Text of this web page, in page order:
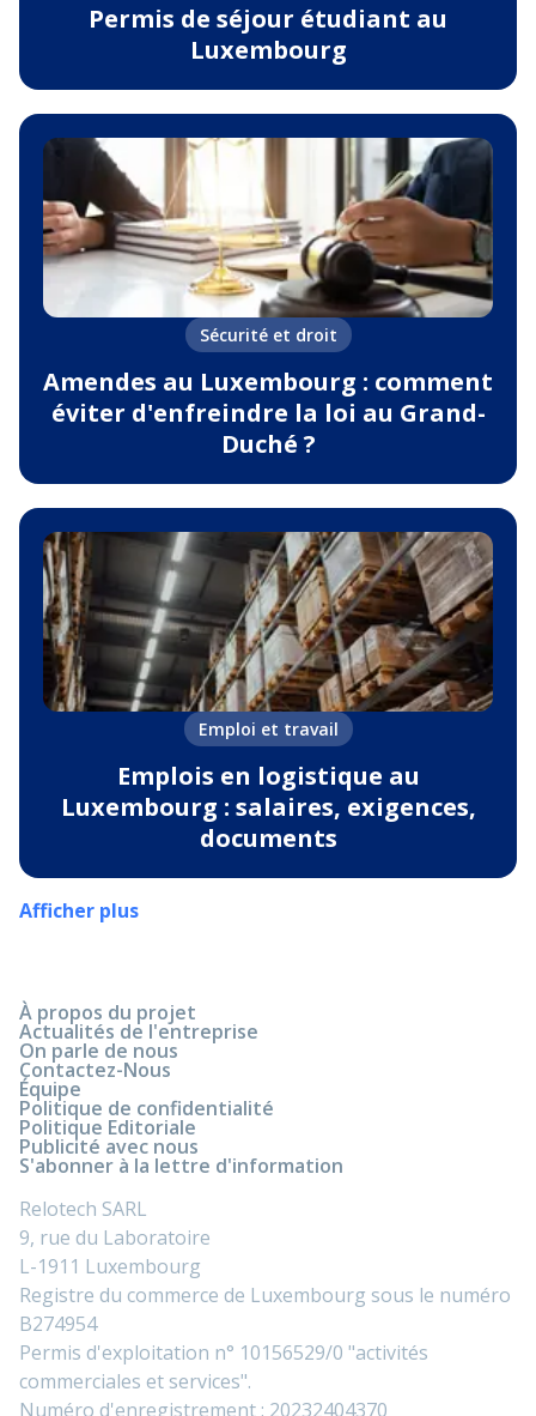
Permis de séjour étudiant au
Luxembourg
Sécurité et droit
Amendes au Luxembourg : comment
éviter d'enfreindre la loi au Grand-
Duché ?
Emploi et travail
Emplois en logistique au
Luxembourg : salaires, exigences,
documents
Afficher plus
À propos du projet
Actualités de l'entreprise
On parle de nous
Contactez-Nous
Équipe
Politique de confidentialité
Politique Editoriale
Publicité avec nous
S'abonner à la lettre d'information
Relotech SARL
9, rue du Laboratoire
L-1911 Luxembourg
Registre du commerce de Luxembourg sous le numéro
B274954
Permis d'exploitation n° 10156529/0 "activités
commerciales et services".
Numéro d'enregistrement : 20232404370